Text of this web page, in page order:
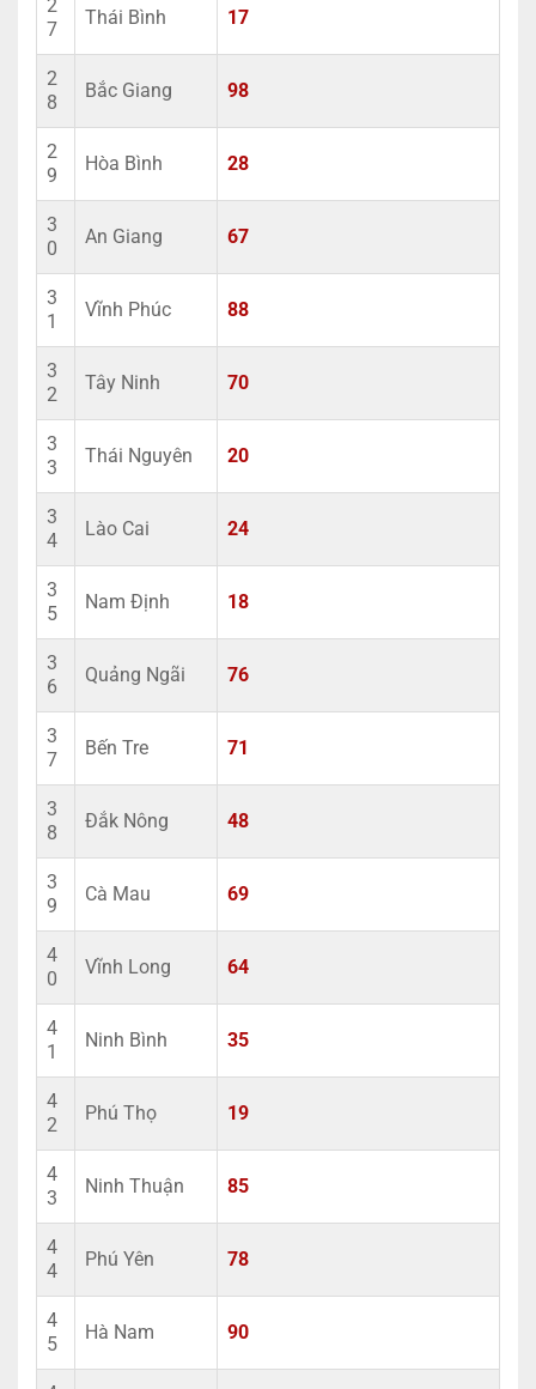
2
7
Thái Bình 17
2
8
Bắc Giang 98
2
9
Hòa Bình 28
3
0
An Giang 67
3
1
Vĩnh Phúc 88
3
2
Tây Ninh 70
3
3
Thái Nguyên 20
3
4
Lào Cai 24
3
5
Nam Định 18
3
6
Quảng Ngãi 76
3
7
Bến Tre 71
3
8
Đắk Nông 48
3
9
Cà Mau 69
4
0
Vĩnh Long 64
4
1
Ninh Bình 35
4
2
Phú Thọ 19
4
3
Ninh Thuận 85
4
4
Phú Yên 78
4
5
Hà Nam 90